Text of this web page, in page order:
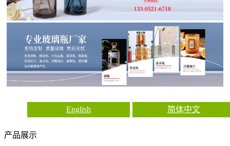
English 简体中文
产品展示